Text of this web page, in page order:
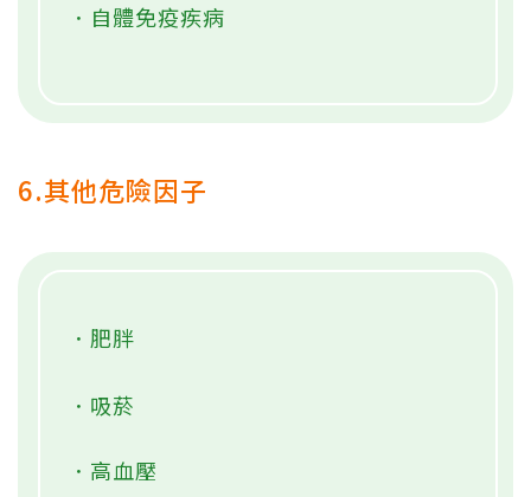
．自體免疫疾病
6.其他危險因子
．肥胖
．吸菸
．高血壓